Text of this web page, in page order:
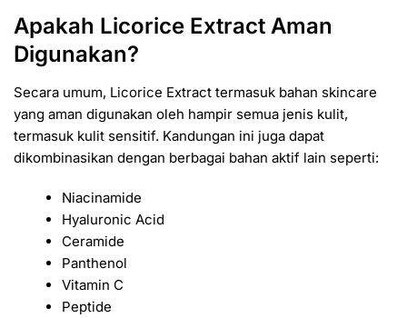
Apakah Licorice Extract Aman
Digunakan?
Secara umum, Licorice Extract termasuk bahan skincare
yang aman digunakan oleh hampir semua jenis kulit,
termasuk kulit sensitif. Kandungan ini juga dapat
dikombinasikan dengan berbagai bahan aktif lain seperti:
Niacinamide
Hyaluronic Acid
Ceramide
Panthenol
Vitamin C
Peptide